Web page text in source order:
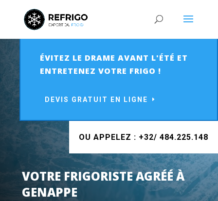
ÉVITEZ LE DRAME AVANT L'ÉTÉ ET
ENTRETENEZ VOTRE FRIGO !
DEVIS GRATUIT EN LIGNE
OU APPELEZ : +32/ 484.225.148
VOTRE FRIGORISTE AGRÉÉ À
GENAPPE